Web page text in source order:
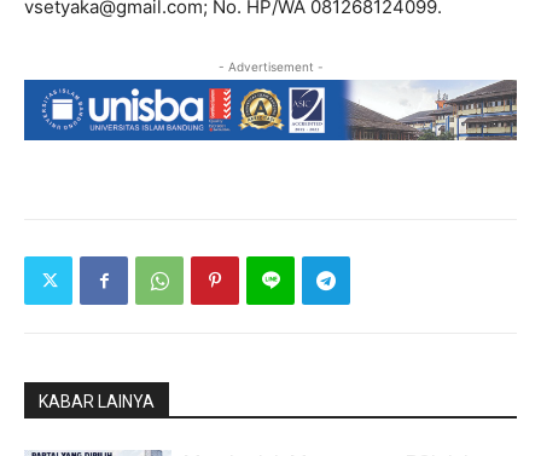
vsetyaka@gmail.com; No. HP/WA 081268124099.
- Advertisement -
KABAR LAINYA